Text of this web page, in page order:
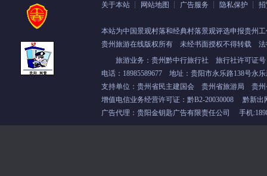
关于本站 ┊ 网站地图 ┊ 广告服务 ┊ 隐私保护 ┊
本站为中国景观村落和经典村落景观评选申报贵州
贵州旅游在线版权所有 未经书面授权不得转载
旅游业务：贵州黔中行旅行社 旅行社许可证
电话：18985589677 地址：贵阳市永乐路138号永
支持单位： 贵州省民主建国会 贵州省旅游局 贵
增值电信业务经营许可证： 黔B2-20030008
黔新出
广告代理：贵阳金钥匙广告有限责任公司 手机